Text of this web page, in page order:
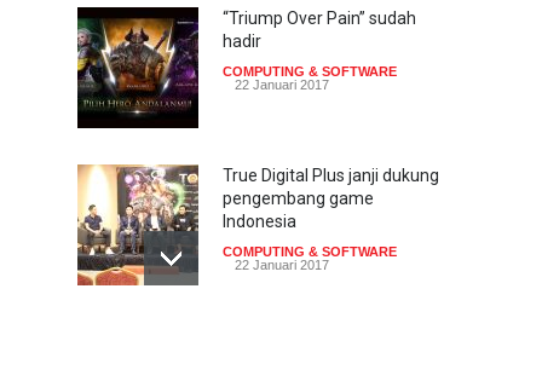
“Triump Over Pain” sudah
hadir
COMPUTING & SOFTWARE
22 Januari 2017
True Digital Plus janji dukung
pengembang game
Indonesia
COMPUTING & SOFTWARE
22 Januari 2017